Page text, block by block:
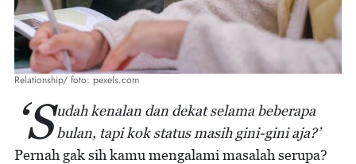
Relationship/ foto: pexels.com
‘Sudah kenalan dan dekat selama beberapa
bulan, tapi kok status masih gini-gini aja?’
Pernah gak sih kamu mengalami masalah serupa?